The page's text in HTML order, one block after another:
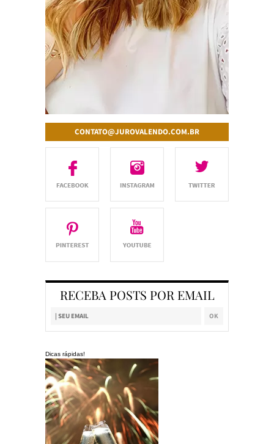
CONTATO@JUROVALENDO.COM.BR
RECEBA POSTS POR EMAIL
Dicas rápidas!